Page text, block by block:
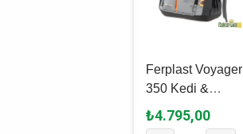
Ferplast Voyager
350 Kedi &
Köpek Taşıma
Çantası Gri - 29
₺4.795,00